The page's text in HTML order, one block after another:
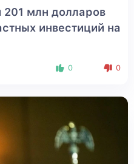
млн долларов
инвестиций на
0 0